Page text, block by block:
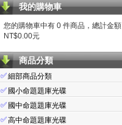
我的購物車
您的購物車中有 0 件商品，總計金額
NT$0.00元
商品分類
✅細部商品分類
✅ 國小命題題庫光碟
✅ 國中命題題庫光碟
✅高中命題題庫光碟